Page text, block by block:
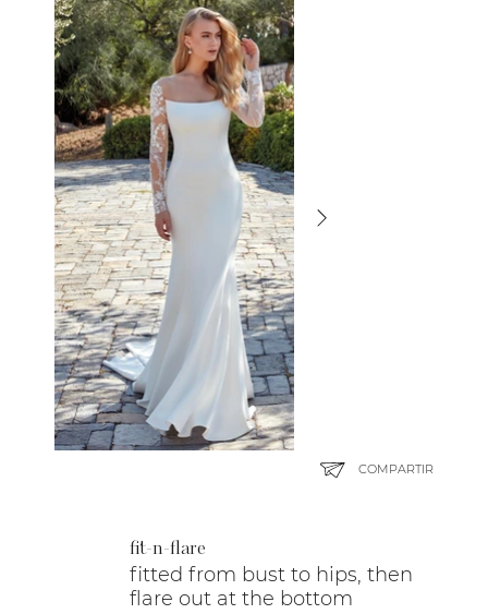
fit-n-flare
fitted from bust to hips, then
flare out at the bottom
COMPARTIR